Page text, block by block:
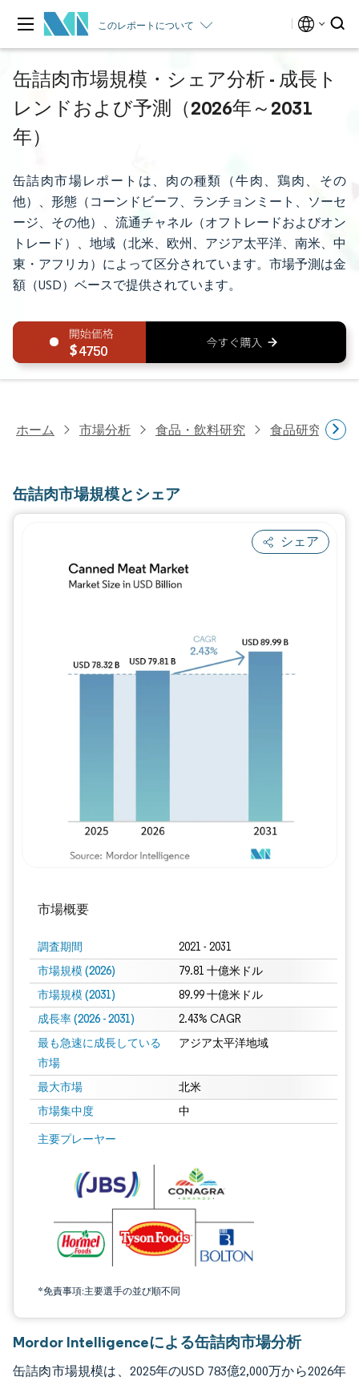
このレポートについて
缶詰肉市場規模・シェア分析 - 成長ト
レンドおよび予測（2026年～2031
年）
缶詰肉市場レポートは、肉の種類（牛肉、鶏肉、その
他）、形態（コーンドビーフ、ランチョンミート、ソーセ
ージ、その他）、流通チャネル（オフトレードおよびオン
トレード）、地域（北米、欧州、アジア太平洋、南米、中
東・アフリカ）によって区分されています。市場予測は金
額（USD）ベースで提供されています。
4750
ホーム 市場分析 食品・飲料研究 食品研究
缶詰肉市場規模とシェア
シェア
市場概要
調査期間 2021 - 2031
市場規模 (2026) 79.81 十億米ドル
市場規模 (2031) 89.99 十億米ドル
成長率 (2026 - 2031) 2.43% CAGR
最も急速に成長している
市場
アジア太平洋地域
最大市場 北米
市場集中度 中
主要プレーヤー
*免責事項:主要選手の並び順不同
画像 © Mordor Intelligence。再利用にはCC BY 4.0の表示が必要です。
Mordor Intelligenceによる缶詰肉市場分析
缶詰肉市場規模は、2025年のUSD 783億2,000万から2026年